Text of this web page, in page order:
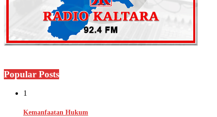
Popular Posts
1
Kemanfaatan Hukum